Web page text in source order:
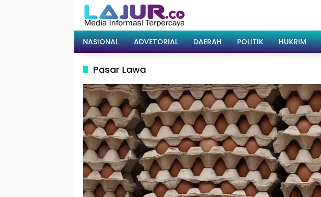
NASIONAL ADVETORIAL DAERAH POLITIK HUKRIM
Pasar Lawa